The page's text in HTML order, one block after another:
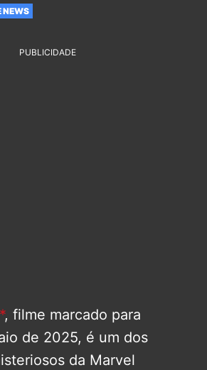
NEWS
PUBLICIDADE
, filme marcado para
de 2025, é um dos
da Marvel